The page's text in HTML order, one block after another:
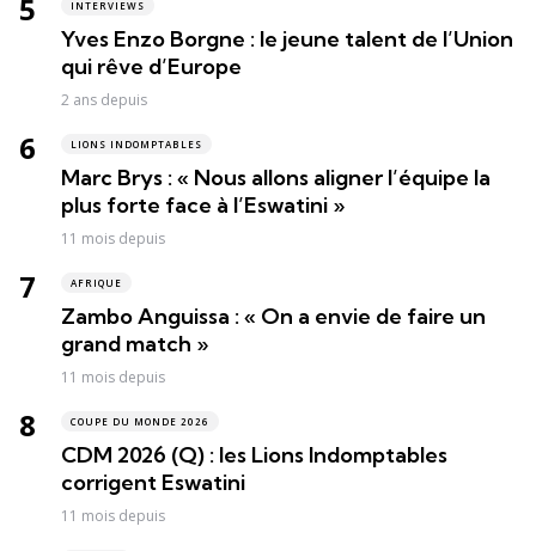
INTERVIEWS
Yves Enzo Borgne : le jeune talent de l’Union
qui rêve d’Europe
2 ans depuis
LIONS INDOMPTABLES
Marc Brys : « Nous allons aligner l’équipe la
plus forte face à l’Eswatini »
11 mois depuis
AFRIQUE
Zambo Anguissa : « On a envie de faire un
grand match »
11 mois depuis
COUPE DU MONDE 2026
CDM 2026 (Q) : les Lions Indomptables
corrigent Eswatini
11 mois depuis